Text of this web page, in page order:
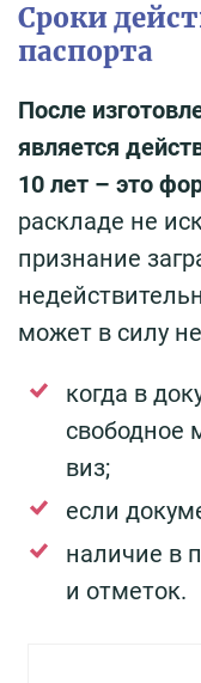
Сроки
паспорта
После
является
10 лет – это
раскладе не
признание
может в силу
когда в
свободное
виз;
если
наличие в
и отметок.